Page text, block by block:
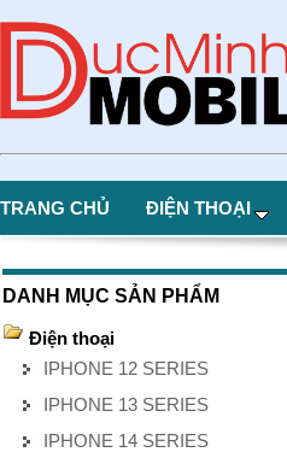
TRANG CHỦ ĐIỆN THOẠI
DANH MỤC SẢN PHẨM
Điện thoại
IPHONE 12 SERIES
IPHONE 13 SERIES
IPHONE 14 SERIES